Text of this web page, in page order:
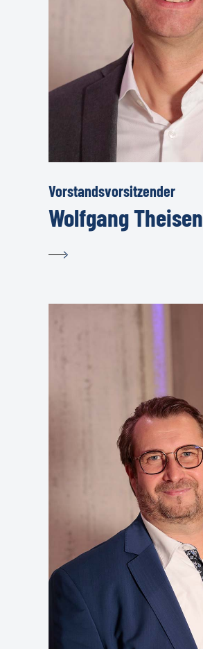
Vorstandsvorsitzender
Wolfgang Theisen